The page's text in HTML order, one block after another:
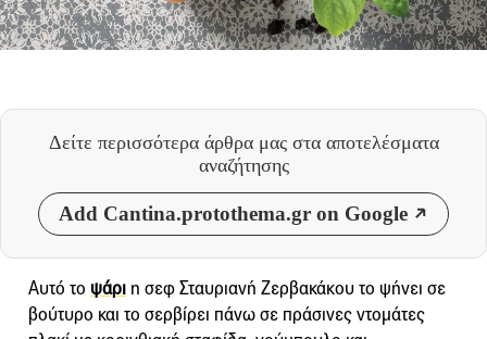
Δείτε περισσότερα άρθρα μας στα αποτελέσματα
αναζήτησης
Add Cantina.protothema.gr on Google
Αυτό το ψάρι η σεφ Σταυριανή Ζερβακάκου το ψήνει σε
βούτυρο και το σερβίρει πάνω σε πράσινες ντομάτες